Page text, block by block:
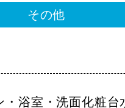
その他
・浴室・洗面化粧台